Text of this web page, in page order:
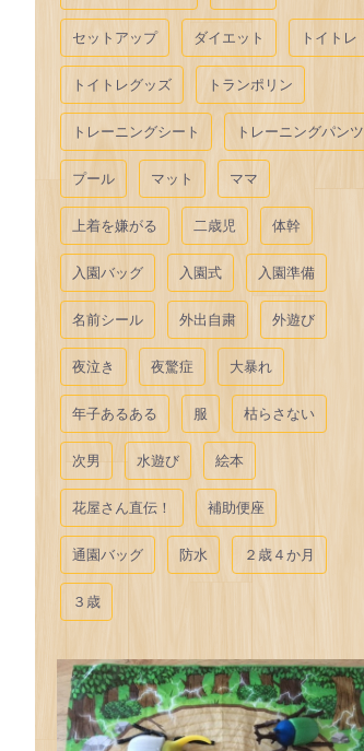
セットアップ ダイエット トイトレ
トイトレグッズ トランポリン
トレーニングシート トレーニングパンツ
プール マット ママ
上着を嫌がる 二歳児 体幹
入園バッグ 入園式 入園準備
名前シール 外出自粛 外遊び
夜泣き 夜驚症 大暴れ
年子あるある 服 枯らさない
次男 水遊び 絵本
花屋さん直伝！ 補助便座
通園バッグ 防水 ２歳４か月
３歳